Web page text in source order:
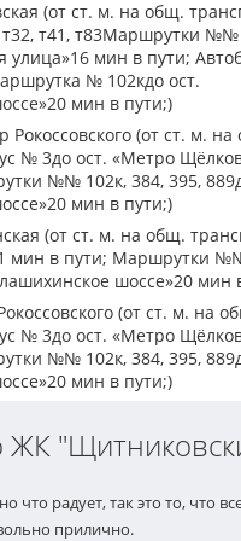
(от ст. м. на общ.
т41, т83Маршрутки №№
улица»16 мин в пути;
№ 102кдо ост.
мин в пути;)
Рокоссовского (от ст. м.
№ 3до ост. «Метро
№№ 102к, 384, 395,
мин в пути;)
(от ст. м. на общ.
мин в пути; Маршрутки
шоссе»20 мин
(от ст. м. на
№ 3до ост. «Метро
№№ 102к, 384, 395,
мин в пути;)
что радует, так это то, что
прилично.